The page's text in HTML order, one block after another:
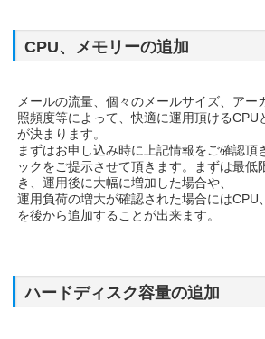
CPU、メモリーの追加
メールの流量、個々のメールサイズ、アー
照頻度等によって、快適に運用頂けるCPU
が決まります。
まずはお申し込み時に上記情報をご確認頂
ックをご提示させて頂きます。まずは最低
き、運用後に大幅に増加した場合や、
運用負荷の増大が確認された場合にはCPU
を後から追加することが出来ます。
ハードディスク容量の追加